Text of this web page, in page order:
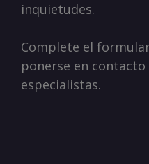
inquietudes.
Complete el
ponerse en
especialistas.